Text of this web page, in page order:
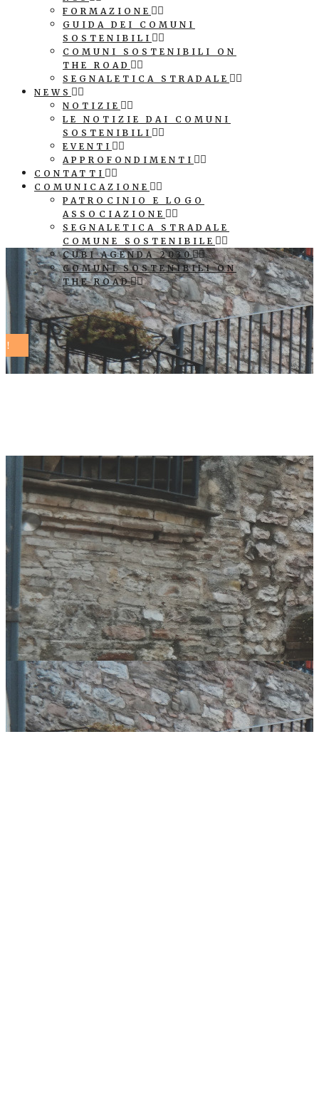
FORMAZIONE
GUIDA DEI COMUNI
SOSTENIBILI
COMUNI SOSTENIBILI ON
THE ROAD
SEGNALETICA STRADALE
NEWS
NOTIZIE
LE NOTIZIE DAI COMUNI
SOSTENIBILI
EVENTI
APPROFONDIMENTI
CONTATTI
COMUNICAZIONE
PATROCINIO E LOGO
ASSOCIAZIONE
SEGNALETICA STRADALE
COMUNE SOSTENIBILE
CUBI AGENDA 2030
COMUNI SOSTENIBILI ON
THE ROAD